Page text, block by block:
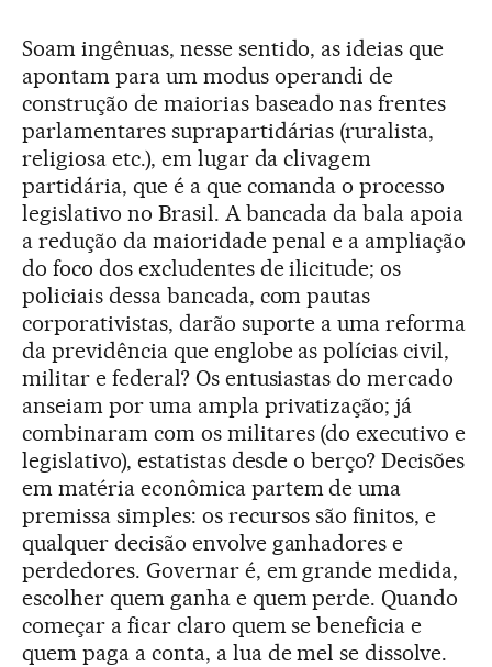
Soam ingênuas, nesse sentido, as ideias que
apontam para um modus operandi de
construção de maiorias baseado nas frentes
parlamentares suprapartidárias (ruralista,
religiosa etc.), em lugar da clivagem
partidária, que é a que comanda o processo
legislativo no Brasil. A bancada da bala apoia
a redução da maioridade penal e a ampliação
do foco dos excludentes de ilicitude; os
policiais dessa bancada, com pautas
corporativistas, darão suporte a uma reforma
da previdência que englobe as polícias civil,
militar e federal? Os entusiastas do mercado
anseiam por uma ampla privatização; já
combinaram com os militares (do executivo e
legislativo), estatistas desde o berço? Decisões
em matéria econômica partem de uma
premissa simples: os recursos são finitos, e
qualquer decisão envolve ganhadores e
perdedores. Governar é, em grande medida,
escolher quem ganha e quem perde. Quando
começar a ficar claro quem se beneficia e
quem paga a conta, a lua de mel se dissolve.